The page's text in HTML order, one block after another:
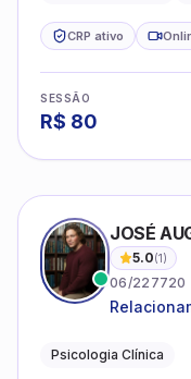
CRP ativo
SESSÃO
R$ 80
JOSÉ
5.0(1)
06/227720
Psicologia Clínica